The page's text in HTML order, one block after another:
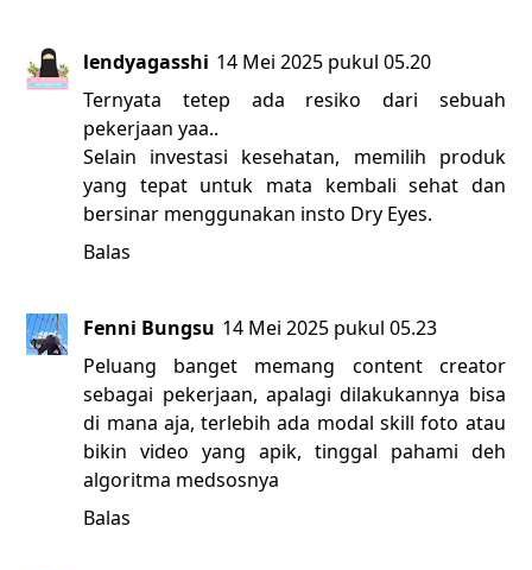
lendyagasshi 14 Mei 2025 pukul 05.20
Ternyata tetep ada resiko dari sebuah
pekerjaan yaa..
Selain investasi kesehatan, memilih produk
yang tepat untuk mata kembali sehat dan
bersinar menggunakan insto Dry Eyes.
Balas
Fenni Bungsu 14 Mei 2025 pukul 05.23
Peluang banget memang content creator
sebagai pekerjaan, apalagi dilakukannya bisa
di mana aja, terlebih ada modal skill foto atau
bikin video yang apik, tinggal pahami deh
algoritma medsosnya
Balas